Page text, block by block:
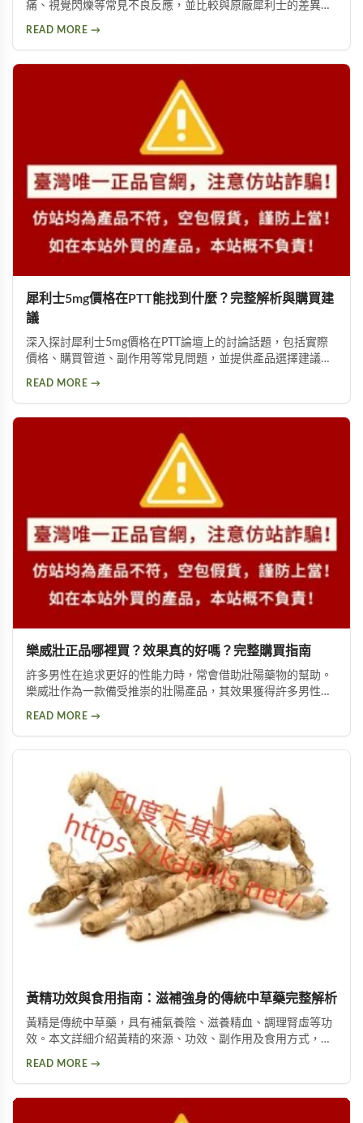
痛、視覺閃爍等常見不良反應，並比較與原廠犀利士的差異。
READ MORE →
犀利士5mg價格在PTT能找到什麼？完整解析與購買建
議
深入探討犀利士5mg價格在PTT論壇上的討論話題，包括實際
價格、購買管道、副作用等常見問題，並提供產品選擇建議，
READ MORE →
樂威壯正品哪裡買？效果真的好嗎？完整購買指南
許多男性在追求更好的性能力時，常會借助壯陽藥物的幫助。
樂威壯作為一款備受推崇的壯陽產品，其效果獲得許多男性朋
READ MORE →
黃精功效與食用指南：滋補強身的傳統中草藥完整解析
黃精是傳統中草藥，具有補氣養陰、滋養精血、調理腎虛等功
效。本文詳細介紹黃精的來源、功效、副作用及食用方式，包
READ MORE →